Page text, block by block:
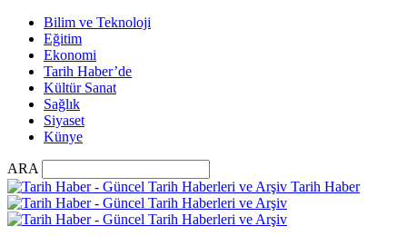
Bilim ve Teknoloji
Eğitim
Ekonomi
Tarih Haber’de
Kültür Sanat
Sağlık
Siyaset
Künye
ARA
Tarih Haber